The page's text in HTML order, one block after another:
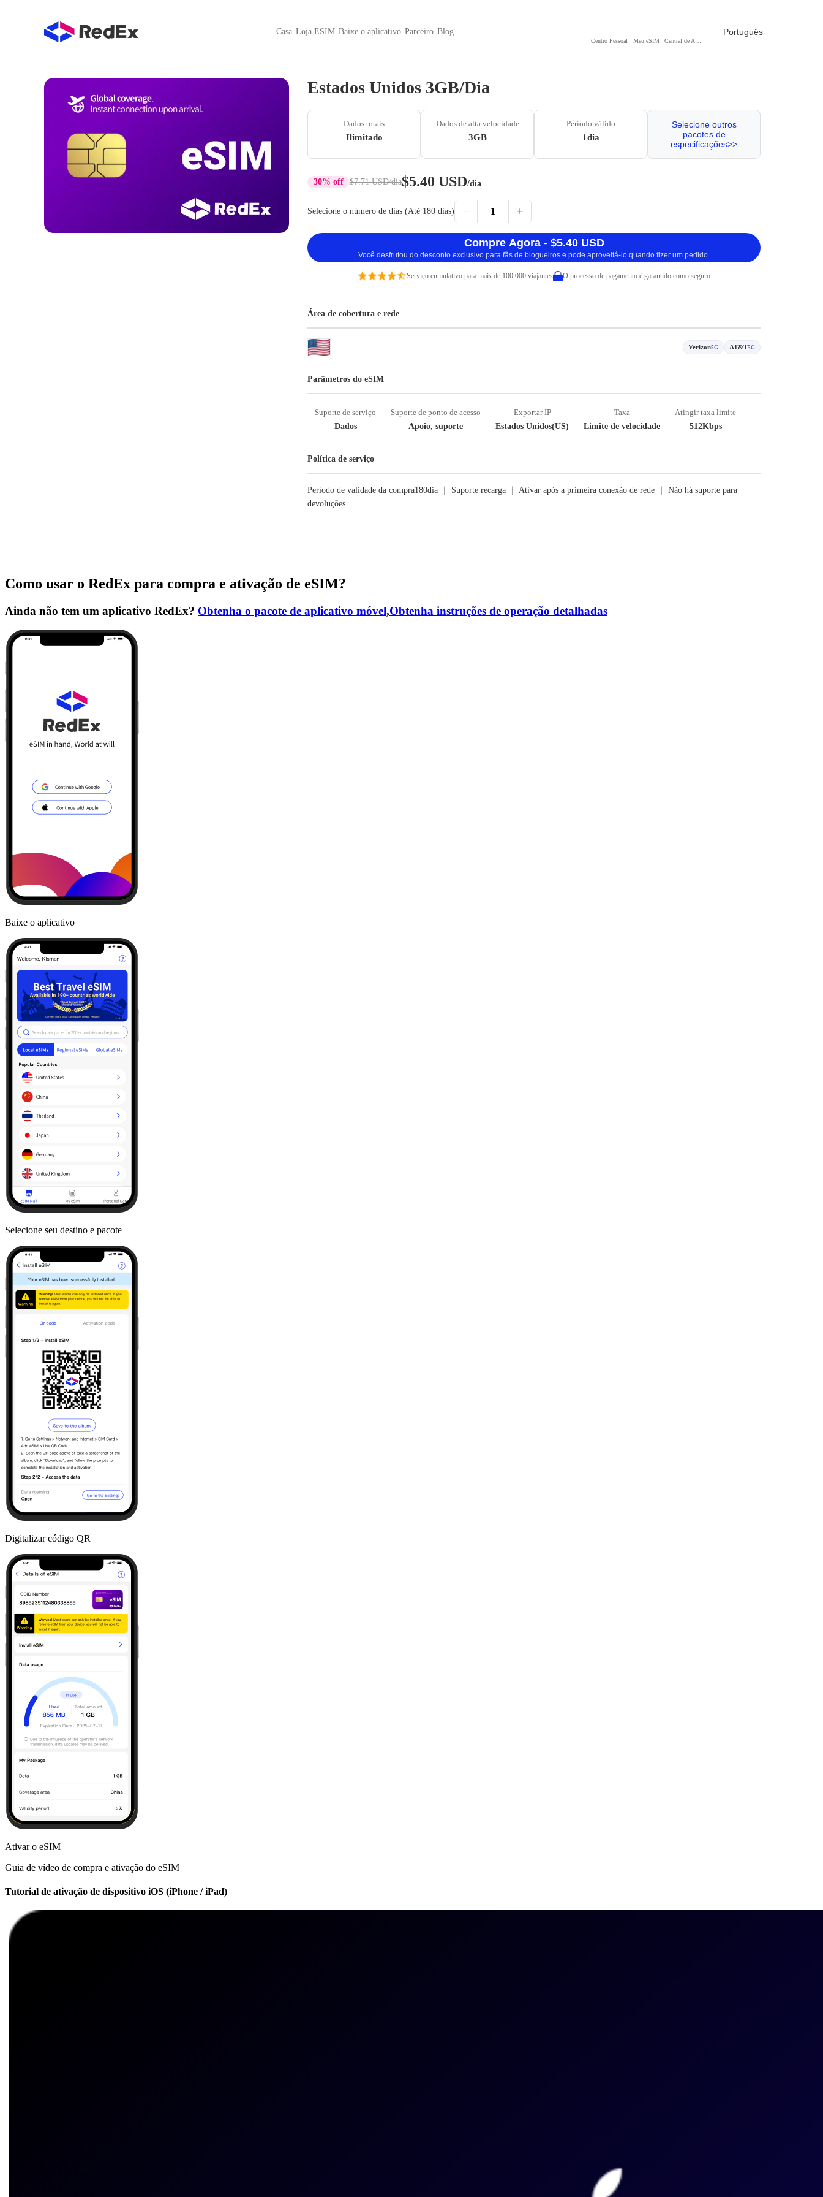
Casa Loja ESIM Baixe o aplicativo Parceiro Blog
Centro Pessoal Meu eSIM
Português
Estados Unidos 3GB/Dia
Dados totais
Ilimitado
Dados de alta velocidade
3GB
Período válido
1dia
Selecione outros
pacotes de
especificações>>
30% off $7.71 USD/dia$5.40 USD/dia
Selecione o número de dias (Até 180 dias) − 1 +
Compre Agora - $5.40 USD
Você desfrutou do desconto exclusivo para fãs de blogueiros e pode aproveitá-lo quando fizer um pedido.
Serviço cumulativo para mais de 100.000 viajantes O processo de pagamento é garantido como seguro
Área de cobertura e rede
Verizon5G AT&T5G
Parâmetros do eSIM
Suporte de serviço
Dados
Suporte de ponto de acesso
Apoio, suporte
Exportar IP
Estados Unidos(US)
Taxa
Limite de velocidade
Atingir taxa limite
512Kbps
Política de serviço
Período de validade da compra180dia ｜ Suporte recarga ｜ Ativar após a primeira conexão de rede ｜ Não há suporte para
devoluções.
Como usar o RedEx para compra e ativação de eSIM?
Ainda não tem um aplicativo RedEx? Obtenha o pacote de aplicativo móvel,Obtenha instruções de operação detalhadas
Baixe o aplicativo
Selecione seu destino e pacote
Digitalizar código QR
Ativar o eSIM
Guia de vídeo de compra e ativação do eSIM
Tutorial de ativação de dispositivo iOS (iPhone / iPad)